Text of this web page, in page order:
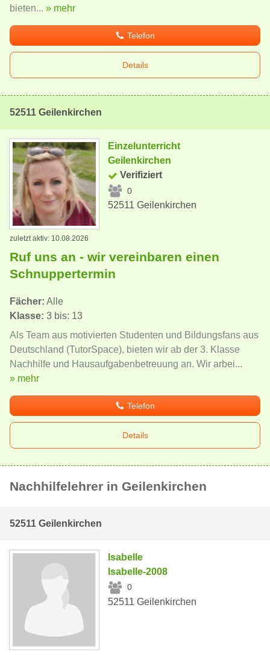
bieten... » mehr
Telefon
Details
52511 Geilenkirchen
Einzelunterricht
Geilenkirchen
Verifiziert
0
52511 Geilenkirchen
zuletzt aktiv: 10.08.2026
Ruf uns an - wir vereinbaren einen
Schnuppertermin
Fächer: Alle
Klasse: 3 bis: 13
Als Team aus motivierten Studenten und Bildungsfans aus
Deutschland (TutorSpace), bieten wir ab der 3. Klasse
Nachhilfe und Hausaufgabenbetreuung an. Wir arbei...
» mehr
Telefon
Details
Nachhilfelehrer in Geilenkirchen
52511 Geilenkirchen
Isabelle
Isabelle-2008
0
52511 Geilenkirchen